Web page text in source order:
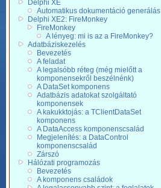
Delphi XE
Automatikus dokumentáció generálás
Delphi XE2: FireMonkey
FireMonkey
A lényeg: mi is az a FireMonkey?
Adatbáziskezelés
Bevezetés
A feladat
A legalsóbb réteg (még mielőtt a
komponensekről beszélnénk)
A DataSet komponens
Adatbázis adatokat szolgáltató
komponensek
A kakukktojás: a TClientDataSet
komponens
A DataAccess komponenscsalád
Megjelenítés: a DataControl
komponenscsalád
Zárszó
Hálózati programozás
Bevezetés
A komponens családok